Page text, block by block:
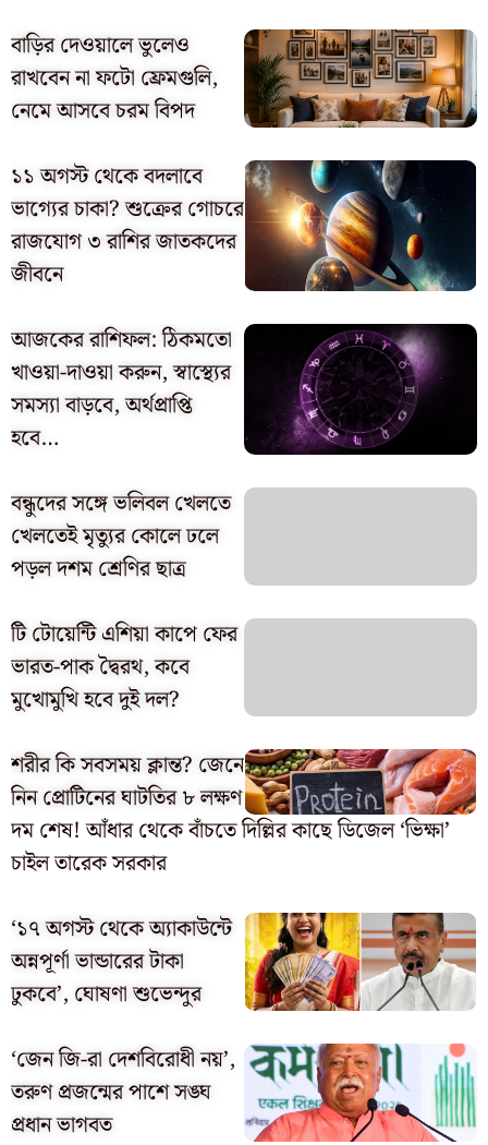
বাড়ির দেওয়ালে ভুলেও
রাখবেন না ফটো ফ্রেমগুলি,
নেমে আসবে চরম বিপদ
১১ অগস্ট থেকে বদলাবে
ভাগ্যের চাকা? শুক্রের গোচরে
রাজযোগ ৩ রাশির জাতকদের
জীবনে
আজকের রাশিফল: ঠিকমতো
খাওয়া-দাওয়া করুন, স্বাস্থ্যের
সমস্যা বাড়বে, অর্থপ্রাপ্তি
হবে…
বন্ধুদের সঙ্গে ভলিবল খেলতে
খেলতেই মৃত্যুর কোলে ঢলে
পড়ল দশম শ্রেণির ছাত্র
টি টোয়েন্টি এশিয়া কাপে ফের
ভারত-পাক দ্বৈরথ, কবে
মুখোমুখি হবে দুই দল?
শরীর কি সবসময় ক্লান্ত? জেনে
নিন প্রোটিনের ঘাটতির ৮ লক্ষণ
দম শেষ! আঁধার থেকে বাঁচতে দিল্লির কাছে ডিজেল ‘ভিক্ষা’
চাইল তারেক সরকার
‘১৭ অগস্ট থেকে অ্যাকাউন্টে
অন্নপূর্ণা ভান্ডারের টাকা
ঢুকবে’, ঘোষণা শুভেন্দুর
‘জেন জি-রা দেশবিরোধী নয়’,
তরুণ প্রজন্মের পাশে সঙ্ঘ
প্রধান ভাগবত